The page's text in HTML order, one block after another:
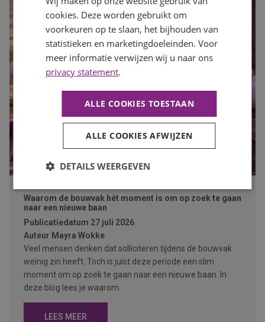
Waarom de bouwvak hét moment is om op zoek te gaan
naar een nieuwe baan
Publicatiedatum 27 juli 2026
Auteur Mayra Wokke
Veel mensen denken dat solliciteren tijdens de bouwvak
weinig zin heeft. Toch is juist deze periode een slim
moment om op zoek te gaan naar een nieuwe baan. In
deze blog lees je waarom.
LEES MEER
cookies. Deze worden gebruikt om
voorkeuren op te slaan, het bijhouden van
statistieken en marketingdoeleinden. Voor
meer informatie verwijzen wij u naar ons
privacy statement.
ALLE COOKIES TOESTAAN
ALLE COOKIES AFWIJZEN
DETAILS WEERGEVEN